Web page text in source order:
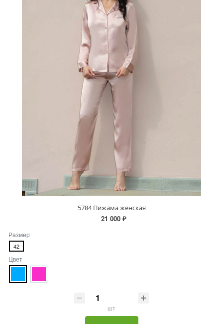
5784 Пижама женская
21 000 ₽
Размер
42
Цвет
шт